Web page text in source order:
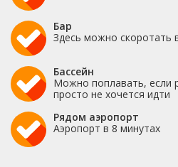
Бар
Здесь можно скоротать
Бассейн
Можно поплавать, если
просто не хочется идти
Рядом аэропорт
Аэропорт в 8 минутах